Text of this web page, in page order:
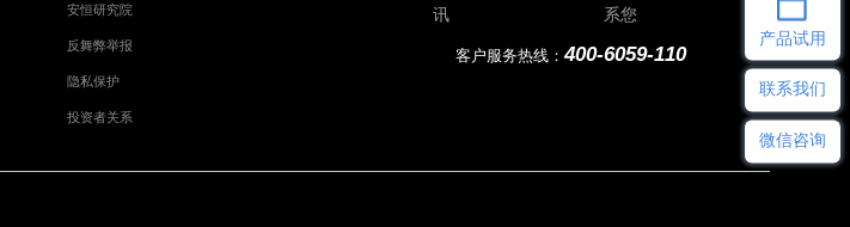
讯
系您
客户服务热线：400-6059-110
安恒研究院
反舞弊举报
隐私保护
投资者关系
产品试用
联系我们
微信咨询